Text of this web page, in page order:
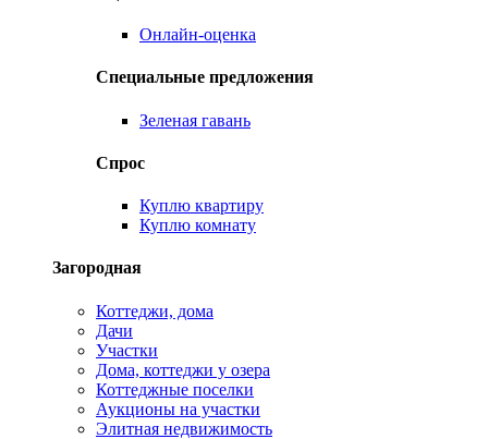
Онлайн-оценка
Специальные предложения
Зеленая гавань
Спрос
Куплю квартиру
Куплю комнату
Загородная
Коттеджи, дома
Дачи
Участки
Дома, коттеджи у озера
Коттеджные поселки
Аукционы на участки
Элитная недвижимость